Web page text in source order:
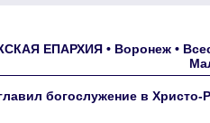
ЕПАРХИЯ • Воронеж •
богослужение в